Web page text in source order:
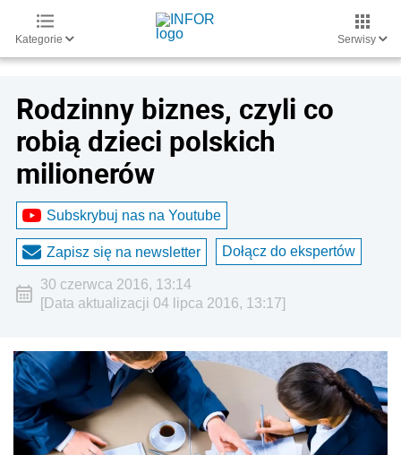
Kategorie Serwisy
Rodzinny biznes, czyli co
robią dzieci polskich
milionerów
Subskrybuj nas na Youtube
Zapisz się na newsletter Dołącz do ekspertów
30 czerwca 2016, 13:14
[Data aktualizacji 04 lipca 2016, 13:17]